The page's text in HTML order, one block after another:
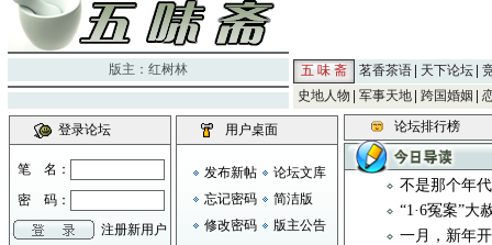
版主： 红树林 五 味 斋 茗香茶语 天下论坛
史地人物
军事天地 跨国婚姻
登录论坛
笔 名：
密 码：
注册新用户
用户桌面
发布新帖
论坛文库
忘记密码
简洁版
修改密码
版主公告
论坛排行榜
不是那个年
“1·6冤案”大
一月，新年